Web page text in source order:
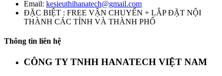
Email: kesieuthihanatech@gmail.com
ĐẶC BIỆT : FREE VẬN CHUYỂN + LẮP ĐẶT NỘI
THÀNH CÁC TỈNH VÀ THÀNH PHỐ
Thông tin liên hệ
CÔNG TY TNHH HANATECH VIỆT NAM